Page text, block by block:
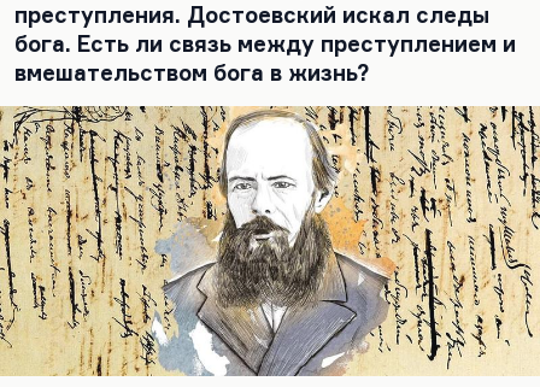
преступления. Достоевский искал следы
бога. Есть ли связь между преступлением и
вмешательством бога в жизнь?